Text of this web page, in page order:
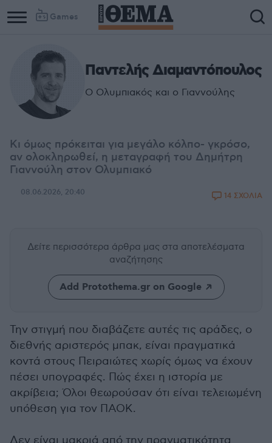
Games
Παντελής Διαμαντόπουλος
Ο Ολυμπιακός και ο Γιαννούλης
Κι όμως πρόκειται για μεγάλο κόλπο- γκρόσο,
αν ολοκληρωθεί, η μεταγραφή του Δημήτρη
Γιαννούλη στον Ολυμπιακό
08.06.2026, 20:40 14 ΣΧΟΛΙΑ
Δείτε περισσότερα άρθρα μας στα αποτελέσματα
αναζήτησης
Add Protothema.gr on Google
Την στιγμή που διαβάζετε αυτές τις αράδες, ο
διεθνής αριστερός μπακ, είναι πραγματικά
κοντά στους Πειραιώτες χωρίς όμως να έχουν
πέσει υπογραφές. Πώς έχει η ιστορία με
ακρίβεια; Όλοι θεωρούσαν ότι είναι τελειωμένη
υπόθεση για τον ΠΑΟΚ.
Δεν είναι μακριά από την πραγματικότητα